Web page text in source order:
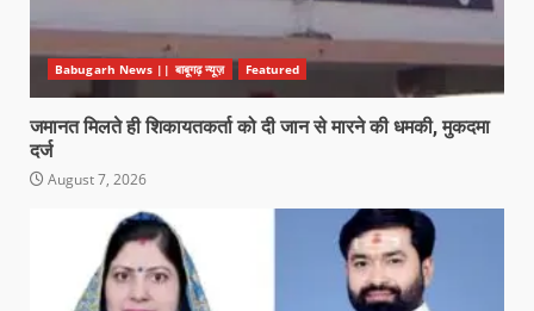
Babugarh News || बाबूगढ़ न्यूज़ Featured
जमानत मिलते ही शिकायतकर्ता को दी जान से मारने की धमकी, मुकदमा
दर्ज
August 7, 2026